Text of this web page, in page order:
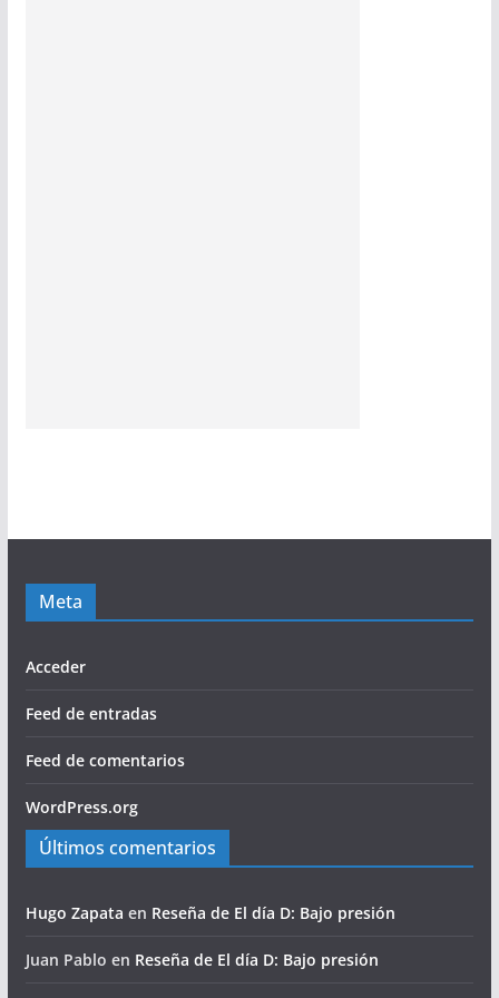
Meta
Acceder
Feed de entradas
Feed de comentarios
WordPress.org
Últimos comentarios
Hugo Zapata en Reseña de El día D: Bajo presión
Juan Pablo en Reseña de El día D: Bajo presión